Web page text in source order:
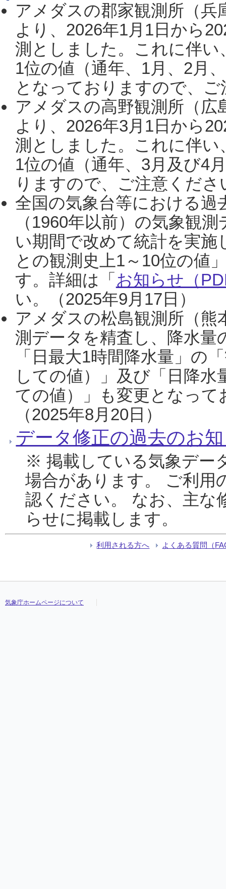
アメダスの郡家観測所（
より、2026年1月1日から
測としました。これに伴い
1位の値（通年、1月、2月
となっておりますので、
アメダスの高野観測所（
より、2026年3月1日から
測としました。これに伴い
1位の値（通年、3月及び4
りますので、ご注意くだ
全国の気象台等における過
（1960年以前）の気象観
い期間で改めて統計を実
との観測史上1～10位の値
す。詳細は「 お知らせ（
い。（2025年9月17日）
アメダスの松島観測所（熊
測データを精査し、降水
「日最大1時間降水量」の
しての値）」及び「日降
ての値）」も変更となっ
（2025年8月20日）
データ修正の過去のお
※ 掲載している気象デー
場合があります。 ご利用
認ください。 なお、主な
らせに掲載します。
利用される方へ よくある質問（
気象庁ホームページについて